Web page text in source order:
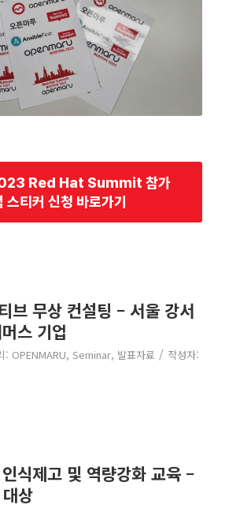
Red Hat Summit 참가
스티커 신청 바로가기
브 무상 컨설팅 – 서울 강서
스 기업
: OPENMARU, Seminar, 발표자료 / 작성자:
식제고 및 역량강화 교육 –
상